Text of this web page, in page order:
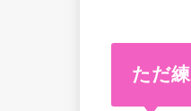
ただ